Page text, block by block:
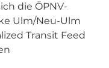
die ÖPNV-
Ulm/Neu-Ulm
Transit Feed